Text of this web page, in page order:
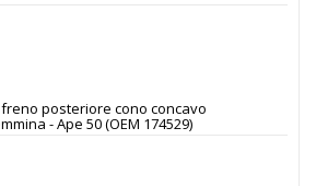
posteriore cono concavo
- Ape 50 (OEM 174529)